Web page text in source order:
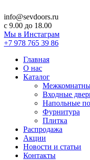
info@sevdoors.ru
c 9.00 до 18.00
Мы в Инстаграм
+7 978 765 39 86
Главная
О нас
Каталог
Входные
Напольные
Фурнитура
Плитка
Распродажа
Акции
Новости и статьи
Контакты